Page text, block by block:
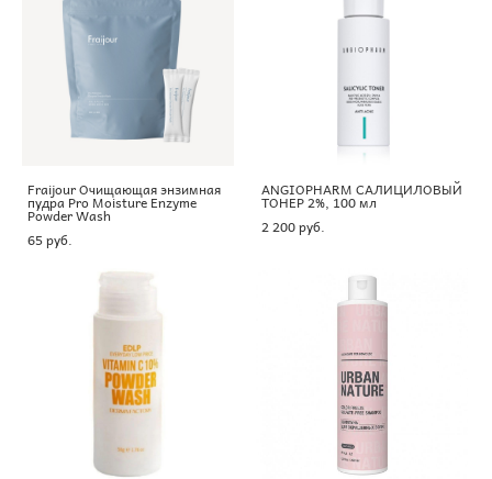
Fraijour Очищающая энзимная
пудра Pro Moisture Enzyme
Powder Wash
65 pуб.
ANGIOPHARM САЛИЦИЛОВЫЙ
ТОНЕР 2%, 100 мл
2 200 pуб.